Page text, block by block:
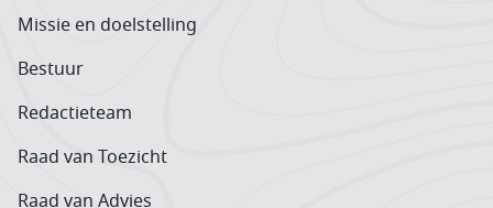
Missie en doelstelling
Bestuur
Redactieteam
Raad van Toezicht
Raad van Advies